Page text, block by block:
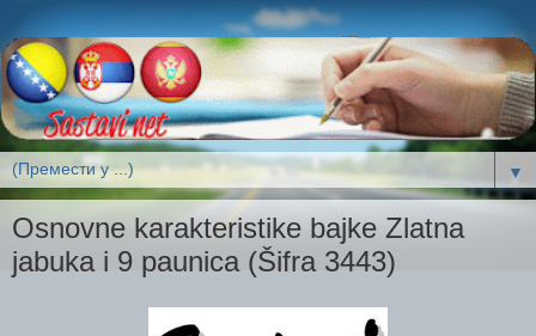
▼
Osnovne karakteristike bajke Zlatna
jabuka i 9 paunica (Šifra 3443)